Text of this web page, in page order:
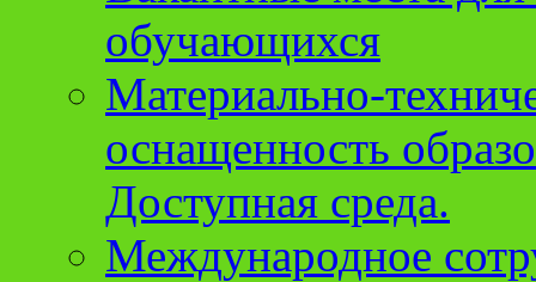
обучающихся
Материально-
оснащенность
Доступная среда.
Международное